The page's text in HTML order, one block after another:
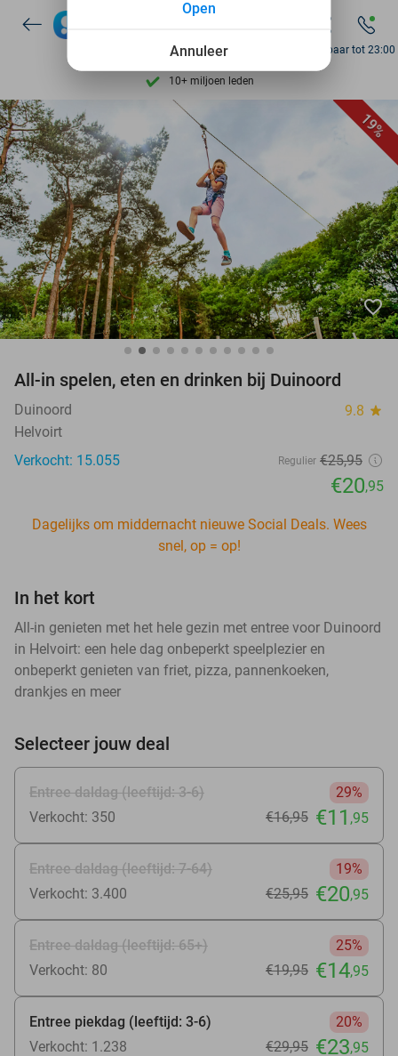
7 dagen per week beschikbaar
10+ miljoen leden
9,4 op basis van
Ontdek 15.000+ deals
7 dagen per week beschikbaar
10+ miljoen leden
Bereikbaar tot 23:00
19%
favorite_border
All-in spelen, eten en drinken bij Duinoord
Duinoord 9.8 star
Helvoirt
Verkocht: 15.055
Regulier €25,95
€20,95
Dagelijks om middernacht nieuwe Social Deals. Wees
snel, op = op!
In het kort
All-in genieten met het hele gezin met entree voor Duinoord
in Helvoirt: een hele dag onbeperkt speelplezier en
onbeperkt genieten van friet, pizza, pannenkoeken,
drankjes en meer
Selecteer jouw deal
Entree daldag (leeftijd: 3-6)
29%
Verkocht: 350
€16,95 €11 ,95
Entree daldag (leeftijd: 7-64)
19%
Verkocht: 3.400
€25,95 €20,95
Entree daldag (leeftijd: 65+)
25%
Verkocht: 80
€19,95 €14,95
Entree piekdag (leeftijd: 3-6)
20%
Verkocht: 1.238
€29,95 €23,95
Annuleer
Open